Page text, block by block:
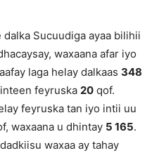
Sucuudiga ayaa bilihii
waxaana afar iyo
laga helay dalkaas 348
feyruska 20 qof.
feyruska tan iyo intii uu
waxaana u dhintay 5 165.
waxaa ay tahay